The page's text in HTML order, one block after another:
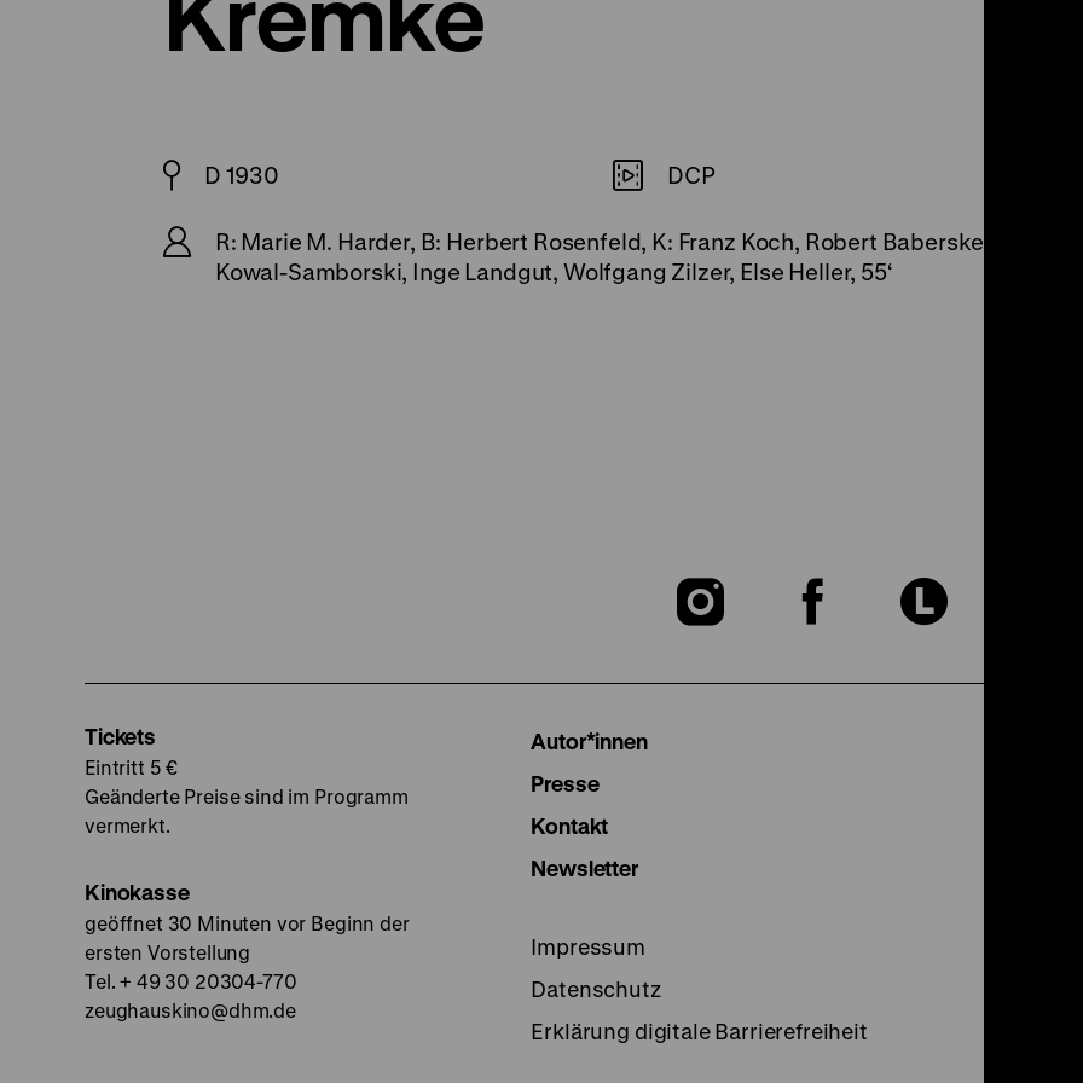
D 1930 DCP
R: Marie M. Harder, B: Herbert Rosenfeld, K: Franz Koch, Robert Baberske, D:
Kowal-Samborski, Inge Landgut, Wolfgang Zilzer, Else Heller, 55‘
Zu
Zu
Zu
Tickets
Eintritt 5 €
Geänderte Preise sind im Programm
vermerkt.
Kinokasse
geöffnet 30 Minuten vor Beginn der
ersten Vorstellung
Tel. + 49 30 20304-770
zeughauskino@dhm.de
Autor*innen
Presse
Kontakt
Newsletter
Impressum
Datenschutz
Erklärung digitale Barrierefreiheit